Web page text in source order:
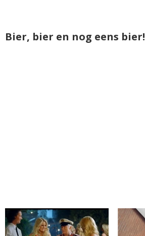
Bier, bier en nog eens bier!